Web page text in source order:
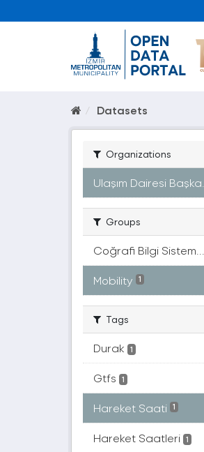
Datasets
Organizations
Ulaşım Dairesi Başka...
Groups
Coğrafi Bilgi Sistem...
Mobility 1
Tags
Durak 1
Gtfs 1
Hareket Saati 1
Hareket Saatleri 1